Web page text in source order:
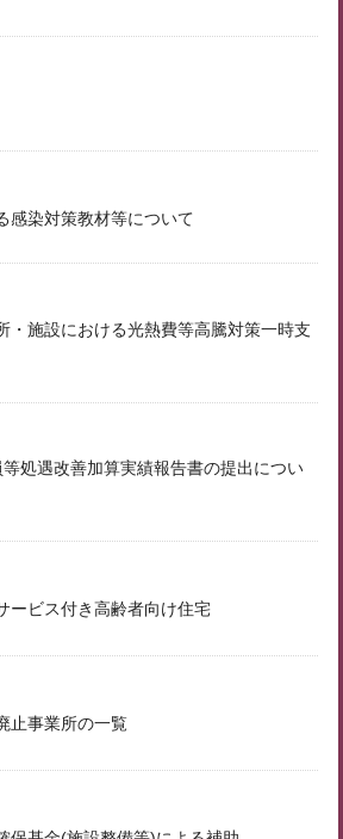
感染対策教材等について
・施設における光熱費等高騰対策一時支
処遇改善加算実績報告書の提出につい
ービス付き高齢者向け住宅
止事業所の一覧